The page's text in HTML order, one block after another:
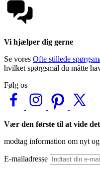
Vi hjælper dig gerne
Se vores Ofte stillede
hvilket spørgsmål du måtte
Følg os
Vær den første til at vide det
modtag information om nyt
E-mailadresse